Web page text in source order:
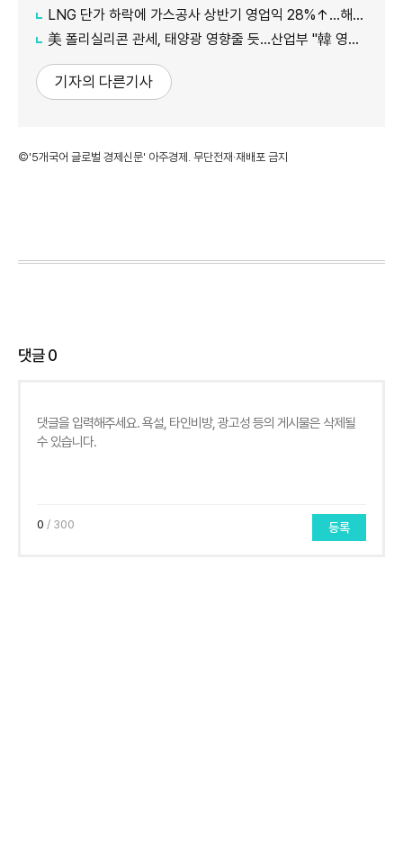
LNG 단가 하락에 가스공사 상반기 영업익 28%↑…해외사업 호조도 한몫
美 폴리실리콘 관세, 태양광 영향줄 듯…산업부 "韓 영향 최소화 협의"
기자의 다른기사
©'5개국어 글로벌 경제신문' 아주경제. 무단전재·재배포 금지
댓글0
0 / 300 등록